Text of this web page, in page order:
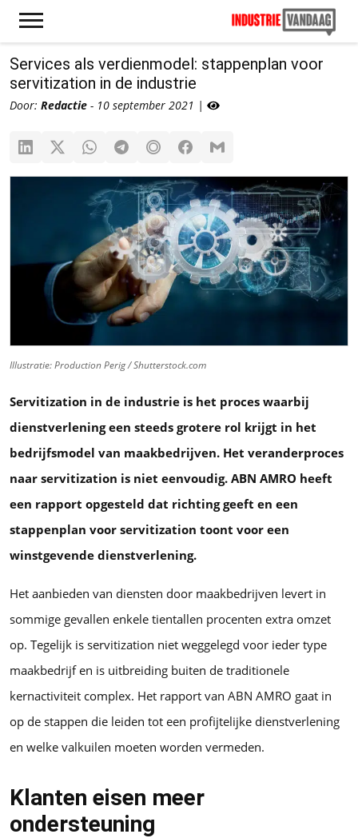
Services als verdienmodel: stappenplan voor
servitization in de industrie
Door: Redactie - 10 september 2021 |
Illustratie: Production Perig / Shutterstock.com
Servitization in de industrie is het proces waarbij
dienstverlening een steeds grotere rol krijgt in het
bedrijfsmodel van maakbedrijven. Het veranderproces
naar servitization is niet eenvoudig. ABN AMRO heeft
een rapport opgesteld dat richting geeft en een
stappenplan voor servitization toont voor een
winstgevende dienstverlening.
Het aanbieden van diensten door maakbedrijven levert in
sommige gevallen enkele tientallen procenten extra omzet
op. Tegelijk is servitization niet weggelegd voor ieder type
maakbedrijf en is uitbreiding buiten de traditionele
kernactiviteit complex. Het rapport van ABN AMRO gaat in
op de stappen die leiden tot een profijtelijke dienstverlening
en welke valkuilen moeten worden vermeden.
Klanten eisen meer
ondersteuning